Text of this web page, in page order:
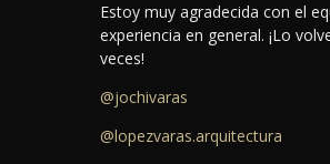
Estoy muy agradecida con el
experiencia en general. ¡Lo
veces!
@jochivaras
@lopezvaras.arquitectura